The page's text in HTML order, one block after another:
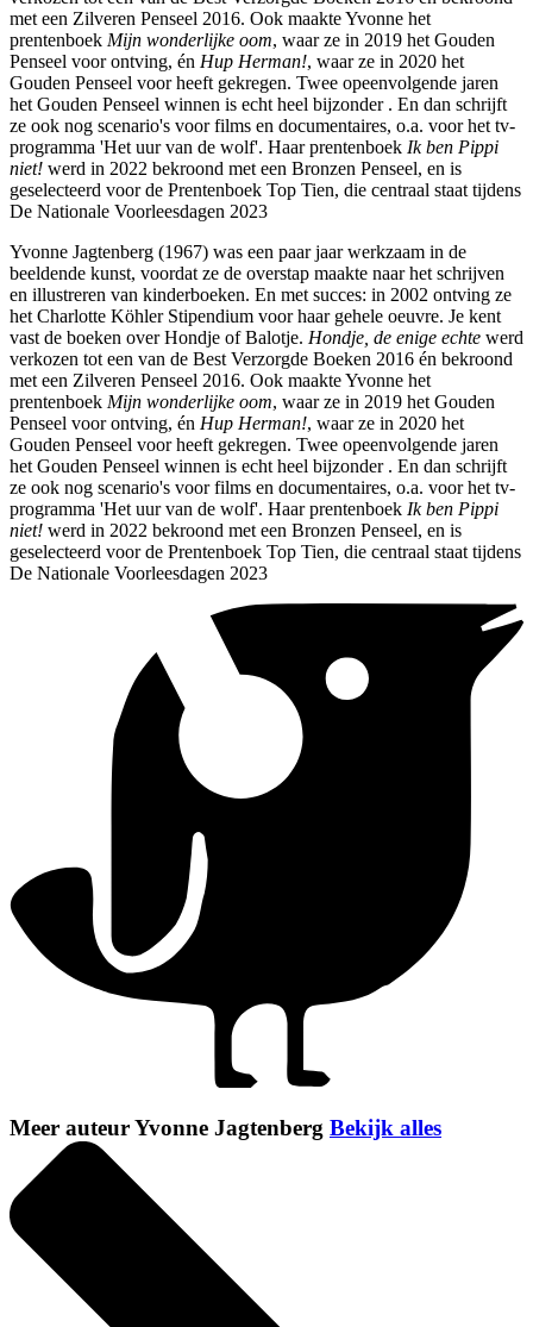
met een Zilveren Penseel 2016. Ook maakte Yvonne het
prentenboek Mijn wonderlijke oom, waar ze in 2019 het Gouden
Penseel voor ontving, én Hup Herman!, waar ze in 2020 het
Gouden Penseel voor heeft gekregen. Twee opeenvolgende jaren
het Gouden Penseel winnen is echt heel bijzonder . En dan schrijft
ze ook nog scenario's voor films en documentaires, o.a. voor het tv-
programma 'Het uur van de wolf'. Haar prentenboek Ik ben Pippi
niet! werd in 2022 bekroond met een Bronzen Penseel, en is
geselecteerd voor de Prentenboek Top Tien, die centraal staat tijdens
De Nationale Voorleesdagen 2023
Yvonne Jagtenberg (1967) was een paar jaar werkzaam in de
beeldende kunst, voordat ze de overstap maakte naar het schrijven
en illustreren van kinderboeken. En met succes: in 2002 ontving ze
het Charlotte Köhler Stipendium voor haar gehele oeuvre. Je kent
vast de boeken over Hondje of Balotje. Hondje, de enige echte werd
verkozen tot een van de Best Verzorgde Boeken 2016 én bekroond
met een Zilveren Penseel 2016. Ook maakte Yvonne het
prentenboek Mijn wonderlijke oom, waar ze in 2019 het Gouden
Penseel voor ontving, én Hup Herman!, waar ze in 2020 het
Gouden Penseel voor heeft gekregen. Twee opeenvolgende jaren
het Gouden Penseel winnen is echt heel bijzonder . En dan schrijft
ze ook nog scenario's voor films en documentaires, o.a. voor het tv-
programma 'Het uur van de wolf'. Haar prentenboek Ik ben Pippi
niet! werd in 2022 bekroond met een Bronzen Penseel, en is
geselecteerd voor de Prentenboek Top Tien, die centraal staat tijdens
De Nationale Voorleesdagen 2023
Meer auteur Yvonne Jagtenberg Bekijk alles